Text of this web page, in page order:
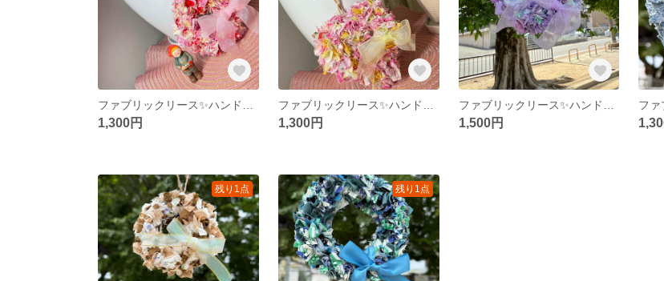
1,300円 1,300円 1,500円
残り1点 残り1点